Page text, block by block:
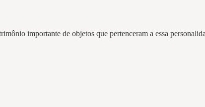
importante de objetos que pertenceram a essa